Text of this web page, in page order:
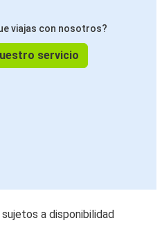
viajas con nosotros?
servicio
a disponibilidad